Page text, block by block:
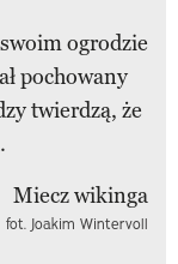
ogrodzie
pochowany
twierdzą, że
fot. Joakim Wintervoll